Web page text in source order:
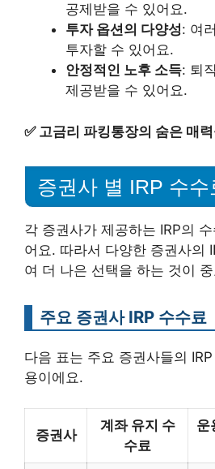
공제받을 수 있어요.
투자 옵션의 다양성: 여
투자할 수 있어요.
안정적인 노후 소득: 퇴
제공받을 수 있어요.
✅ 고금리 파킹통장의 숨은 매
증권사 별 IRP 수수
각 증권사가 제공하는 IRP의
어요. 따라서 다양한 증권사의
여 더 나은 선택을 하는 것이
주요 증권사 IRP 수수료
다음 표는 주요 증권사들의
용이에요.
증권사
계좌 유지 수
수료
운